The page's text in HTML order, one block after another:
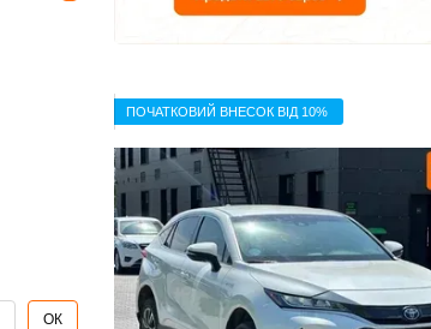
ПОЧАТКОВИЙ ВНЕСОК ВІД 10%
ОК